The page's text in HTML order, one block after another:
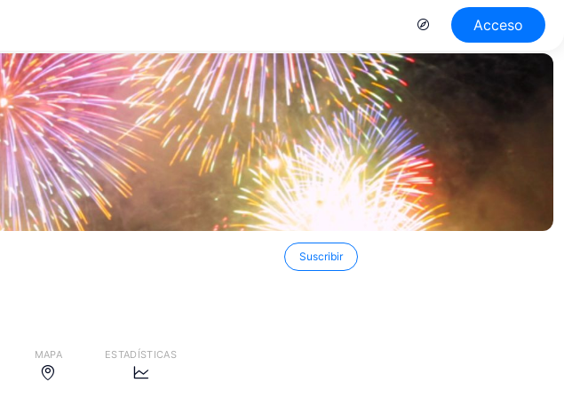
Acceso
Suscribir
MAPA ESTADÍSTICAS